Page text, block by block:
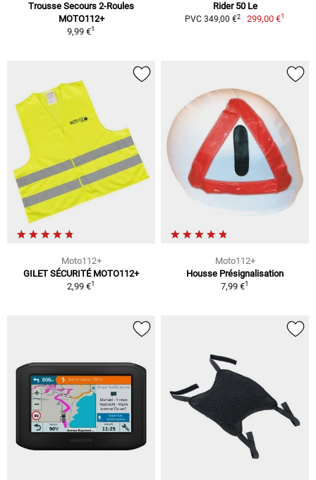
Trousse Secours 2-Roules
MOTO112+
9,99 €1
Rider 50 Le
PVC 349,00 €2 299,00 €1
Moto112+
GILET SÉCURITÉ MOTO112+
2,99 €1
Moto112+
Housse Présignalisation
7,99 €1